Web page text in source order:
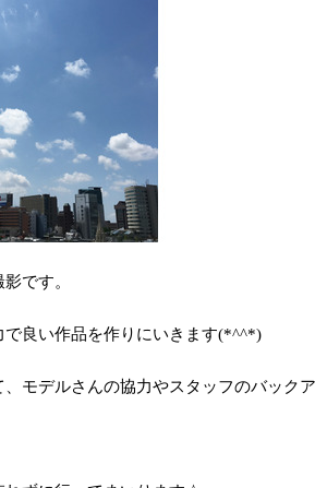
です。
で良い作品を作りにいきます(*^^*)
モデルさんの協力やスタッフのバック